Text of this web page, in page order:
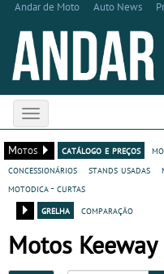
Andar de Moto Auto News
Toggle
navigation
Motos
catálogo e preços
concessionários
stands usadas
motodica - curtas
grelha
comparação
Motos Keeway